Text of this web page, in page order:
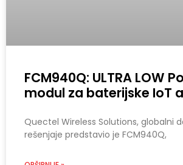
FCM940Q: ULTRA LOW
modul za baterijske IoT
Quectel Wireless Solutions, globalni
rešenjaje predstavio je FCM940Q,